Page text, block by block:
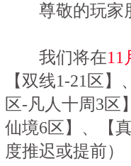
尊敬的玩家
我们将在11
【双线1-21区
区-凡人十周3区
仙境6区】、【
度推迟或提前）